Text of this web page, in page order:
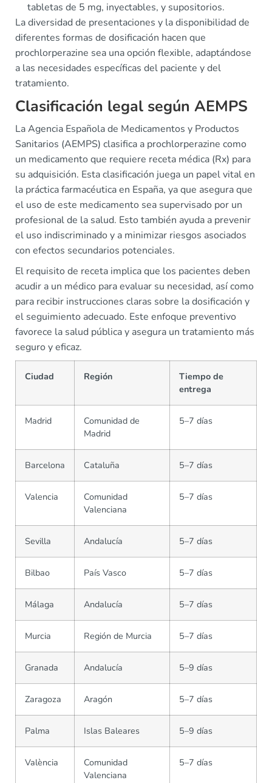
tabletas de 5 mg, inyectables, y supositorios.
La diversidad de presentaciones y la disponibilidad de
diferentes formas de dosificación hacen que
prochlorperazine sea una opción flexible, adaptándose
a las necesidades específicas del paciente y del
tratamiento.
Clasificación legal según AEMPS
La Agencia Española de Medicamentos y Productos
Sanitarios (AEMPS) clasifica a prochlorperazine como
un medicamento que requiere receta médica (Rx) para
su adquisición. Esta clasificación juega un papel vital en
la práctica farmacéutica en España, ya que asegura que
el uso de este medicamento sea supervisado por un
profesional de la salud. Esto también ayuda a prevenir
el uso indiscriminado y a minimizar riesgos asociados
con efectos secundarios potenciales.
El requisito de receta implica que los pacientes deben
acudir a un médico para evaluar su necesidad, así como
para recibir instrucciones claras sobre la dosificación y
el seguimiento adecuado. Este enfoque preventivo
favorece la salud pública y asegura un tratamiento más
seguro y eficaz.
Ciudad Región
Tiempo de
entrega
Madrid
Comunidad de
Madrid
5–7 días
Barcelona Cataluña 5–7 días
Valencia
Comunidad
Valenciana
5–7 días
Sevilla Andalucía 5–7 días
Bilbao País Vasco 5–7 días
Málaga Andalucía 5–7 días
Murcia Región de Murcia 5–7 días
Granada Andalucía 5–9 días
Zaragoza Aragón 5–7 días
Palma Islas Baleares 5–9 días
València
Comunidad
Valenciana
5–7 días